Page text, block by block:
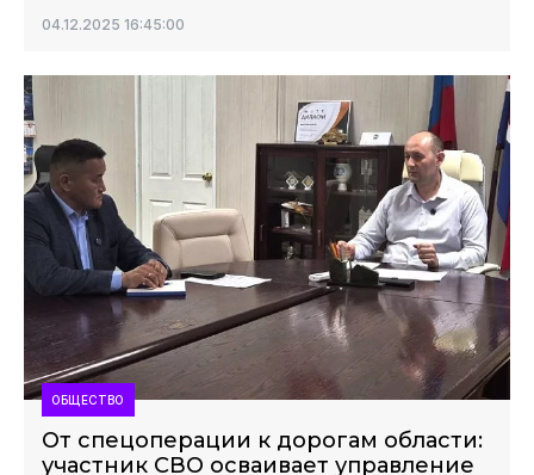
04.12.2025 16:45:00
ОБЩЕСТВО
От спецоперации к дорогам области:
участник СВО осваивает управление